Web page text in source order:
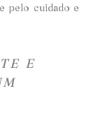
pelo cuidado e
E